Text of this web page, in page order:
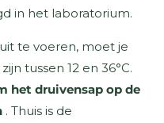
in het laboratorium.
te voeren, moet je
tussen 12 en 36°C.
het druivensap op de
. Thuis is de